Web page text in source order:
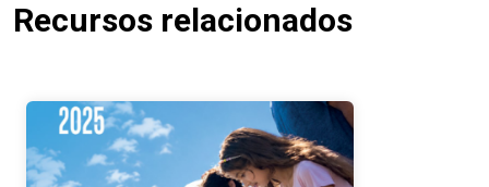
Recursos relacionados